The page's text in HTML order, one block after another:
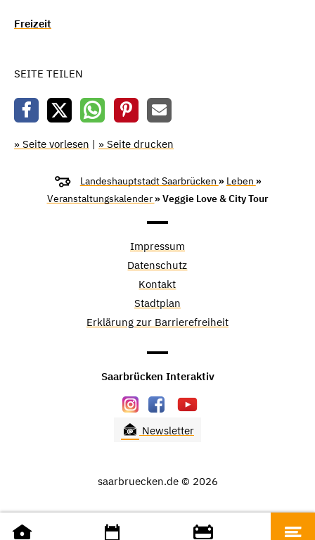
Freizeit
SEITE TEILEN
» Seite vorlesen | » Seite drucken
Landeshauptstadt Saarbrücken » Leben »
Veranstaltungskalender » Veggie Love & City Tour
Impressum
Datenschutz
Kontakt
Stadtplan
Erklärung zur Barrierefreiheit
Saarbrücken Interaktiv
Newsletter
saarbruecken.de © 2026